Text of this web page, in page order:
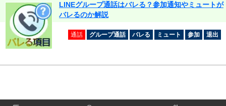
LINEグループ通話はバレる？参加通知やミュートが
バレるのか解説
通話 グループ通話 バレる ミュート 参加 退出